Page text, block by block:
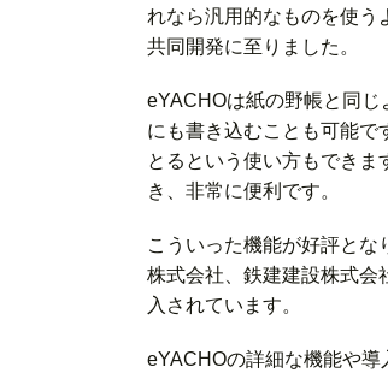
れなら汎用的なものを使う
共同開発に至りました。
eYACHOは紙の野帳と同
にも書き込むことも可能で
とるという使い方もでき
き、非常に便利です。
こういった機能が好評と
株式会社、鉄建建設株式会
入されています。
eYACHOの詳細な機能や導